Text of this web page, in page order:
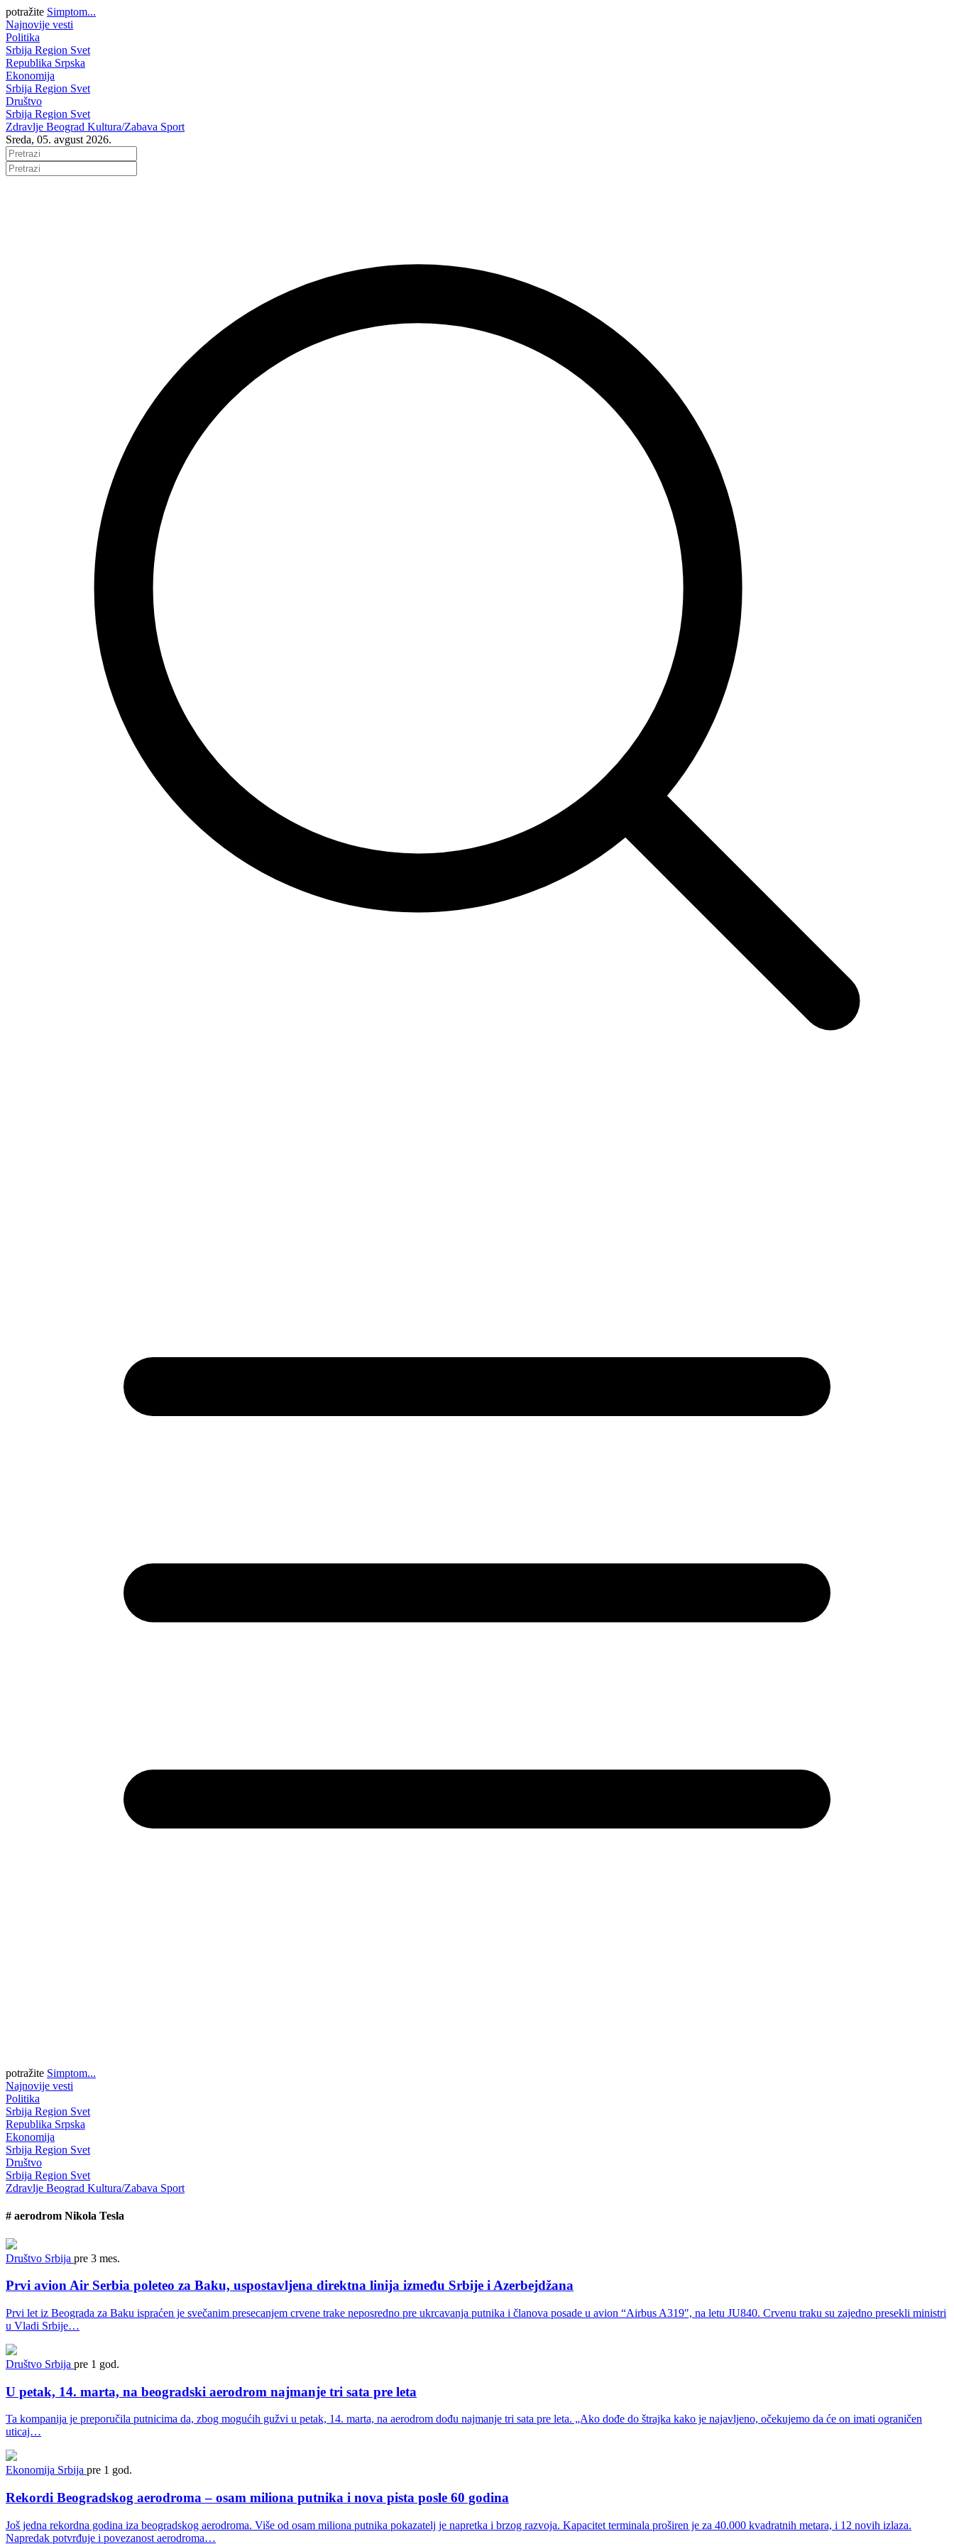
potražite Simptom...
Najnovije vesti
Politika
Srbija Region Svet
Republika Srpska
Ekonomija
Srbija Region Svet
Društvo
Srbija Region Svet
Zdravlje Beograd Kultura/Zabava Sport
Sreda, 05. avgust 2026.
potražite Simptom...
Najnovije vesti
Politika
Srbija Region Svet
Republika Srpska
Ekonomija
Srbija Region Svet
Društvo
Srbija Region Svet
Zdravlje Beograd Kultura/Zabava Sport
# aerodrom Nikola Tesla
Društvo Srbija pre 3 mes.
Prvi avion Air Serbia poleteo za Baku, uspostavljena direktna linija između Srbije i Azerbejdžana
Prvi let iz Beograda za Baku ispraćen je svečanim presecanjem crvene trake neposredno pre ukrcavanja putnika i članova posade u avion “Airbus A319″, na letu JU840. Crvenu traku su zajedno presekli ministri
u Vladi Srbije…
Društvo Srbija pre 1 god.
U petak, 14. marta, na beogradski aerodrom najmanje tri sata pre leta
Ta kompanija je preporučila putnicima da, zbog mogućih gužvi u petak, 14. marta, na aerodrom dođu najmanje tri sata pre leta. „Ako dođe do štrajka kako je najavljeno, očekujemo da će on imati ograničen
uticaj…
Ekonomija Srbija pre 1 god.
Rekordi Beogradskog aerodroma – osam miliona putnika i nova pista posle 60 godina
Još jedna rekordna godina iza beogradskog aerodroma. Više od osam miliona putnika pokazatelj je napretka i brzog razvoja. Kapacitet terminala proširen je za 40.000 kvadratnih metara, i 12 novih izlaza.
Napredak potvrđuje i povezanost aerodroma…